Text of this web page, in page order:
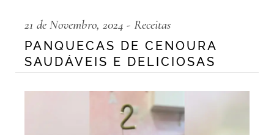
21 de Novembro, 2024 Receitas
PANQUECAS DE CENOURA
SAUDÁVEIS E DELICIOSAS